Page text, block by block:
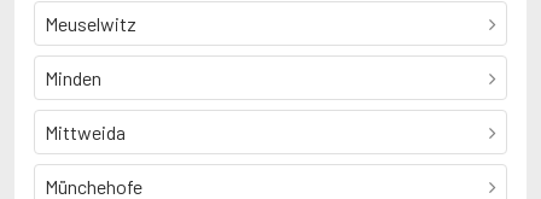
Meuselwitz
Minden
Mittweida
Münchehofe